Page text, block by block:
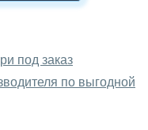
фаворит
двери фаворит
под заказ
по выгодной